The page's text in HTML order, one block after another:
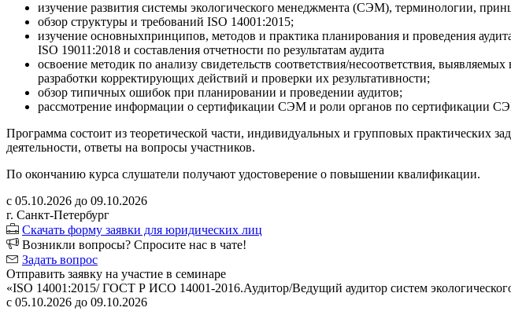
изучение развития системы экологического менеджмента (СЭМ), терминологии,
обзор структуры и требований ISO 14001:2015;
изучение основныхпринципов, методов и практика планирования и проведения
ISO 19011:2018 и составления отчетности по результатам аудита
освоение методик по анализу свидетельств соответствия/несоответствия,
разработки корректирующих действий и проверки их результативности;
обзор типичных ошибок при планировании и проведении аудитов;
рассмотрение информации о сертификации СЭМ и роли органов по сертификации
Программа состоит из теоретической части, индивидуальных и групповых практических
деятельности, ответы на вопросы участников.
По окончанию курса слушатели получают удостоверение о повышении квалификации.
с 05.10.2026 до 09.10.2026
г. Санкт-Петербург
Скачать форму заявки для юридических лиц
Возникли вопросы? Спросите нас в чате!
Задать вопрос
Отправить заявку на участие в семинаре
«ISO 14001:2015/ ГОСТ Р ИСО 14001-2016.Аудитор/Ведущий аудитор систем
с 05.10.2026 до 09.10.2026